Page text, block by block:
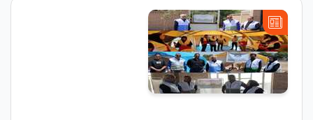
شبانه‌روزی این شهرستان بازدید کرد.